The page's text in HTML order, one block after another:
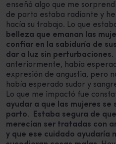
enseñó algo que me
de parto estaba radiante y
hacía su trabajo. Lo que
belleza que emanan las
confiar en la sabiduría de
dar a luz sin perturbaciones.
anteriormente, había
expresión de angustia, pero
había esperado sudor y
Lo que me impactó fue
ayudar a que las mujeres
parto. Estaba segura de
merecían ser tratadas con
y que ese cuidado ayudaría